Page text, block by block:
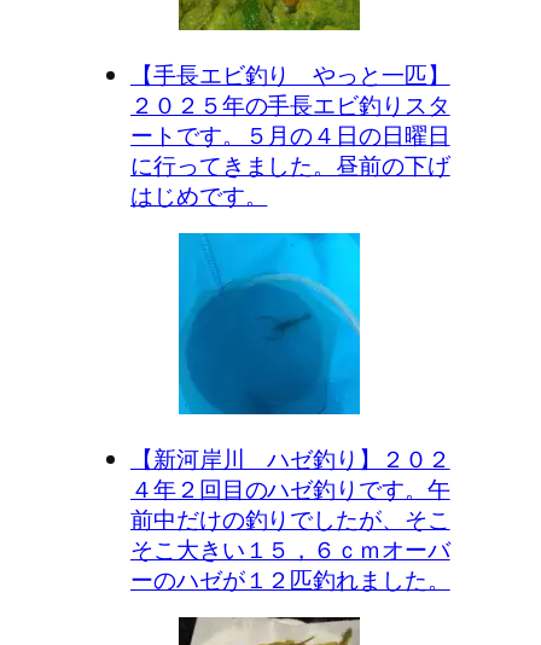
【手長エビ釣り やっと一匹】
２０２５年の手長エビ釣りスタ
ートです。５月の４日の日曜日
に行ってきました。昼前の下げ
はじめです。
【新河岸川 ハゼ釣り】２０２
４年２回目のハゼ釣りです。午
前中だけの釣りでしたが、そこ
そこ大きい１５，６ｃｍオーバ
ーのハゼが１２匹釣れました。